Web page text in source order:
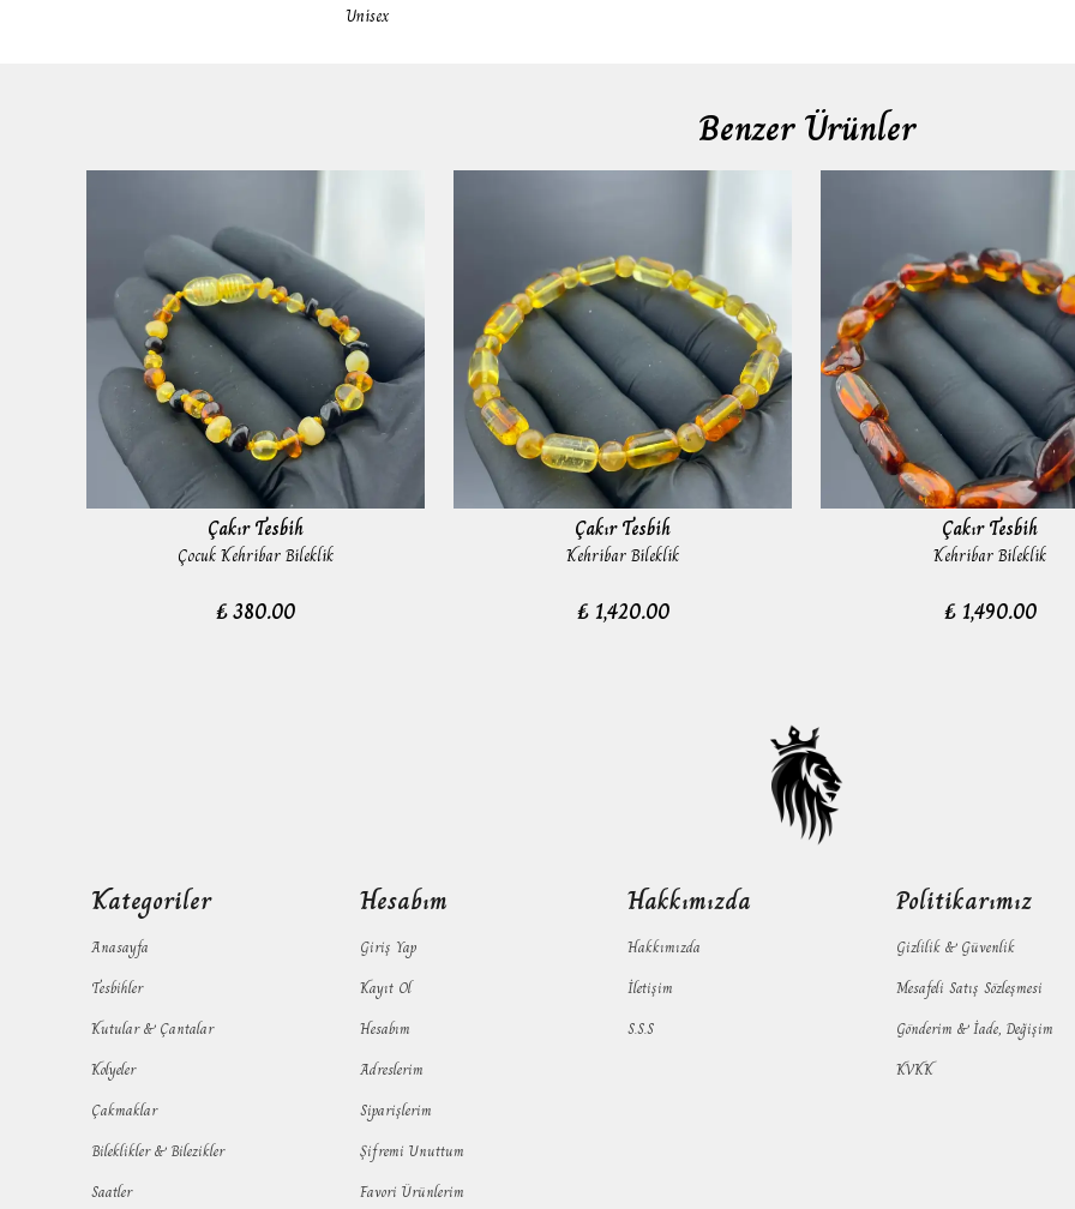
Unisex
Benzer Ürünler
Çakır Tesbih
Çocuk Kehribar Bileklik
₺ 380.00
Çakır Tesbih
Kehribar Bileklik
₺ 1,420.00
Çakır Tesbih
Kehribar Bileklik
₺ 1,490.00
Kategoriler
Anasayfa
Tesbihler
Kutular & Çantalar
Kolyeler
Çakmaklar
Bileklikler & Bilezikler
Saatler
Hesabım
Giriş Yap
Kayıt Ol
Hesabım
Adreslerim
Siparişlerim
Şifremi Unuttum
Favori Ürünlerim
Hakkımızda
Hakkımızda
İletişim
S.S.S
Politikarımız
Gizlilik & Güvenlik
Mesafeli Satış Sözleşmesi
Gönderim & İade, Değişim
KVKK